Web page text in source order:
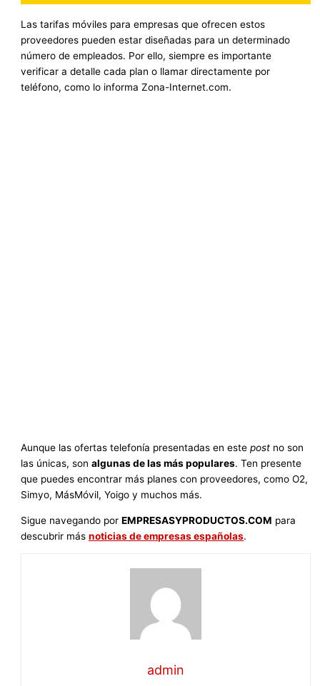
Las tarifas móviles para empresas que ofrecen estos
proveedores pueden estar diseñadas para un determinado
número de empleados. Por ello, siempre es importante
verificar a detalle cada plan o llamar directamente por
teléfono, como lo informa Zona-Internet.com.
Aunque las ofertas telefonía presentadas en estepost no son
las únicas, sonalgunas de las más populares. Ten presente
que puedes encontrar más planes con proveedores, como O2,
Simyo, MásMóvil, Yoigo y muchos más.
Sigue navegando porEMPRESASYPRODUCTOS.COM para
descubrir másnoticias de empresas españolas.
admin